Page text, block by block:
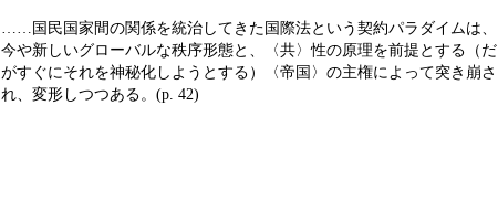
……国民国家間の関係を統治してきた国際法という契約パラダイムは、
今や新しいグローバルな秩序形態と、〈共〉性の原理を前提とする（だ
がすぐにそれを神秘化しようとする）〈帝国〉の主権によって突き崩さ
れ、変形しつつある。(p. 42)